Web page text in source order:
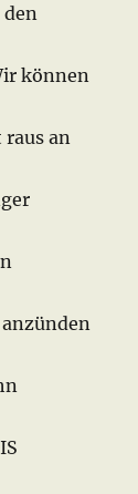
können
raus an